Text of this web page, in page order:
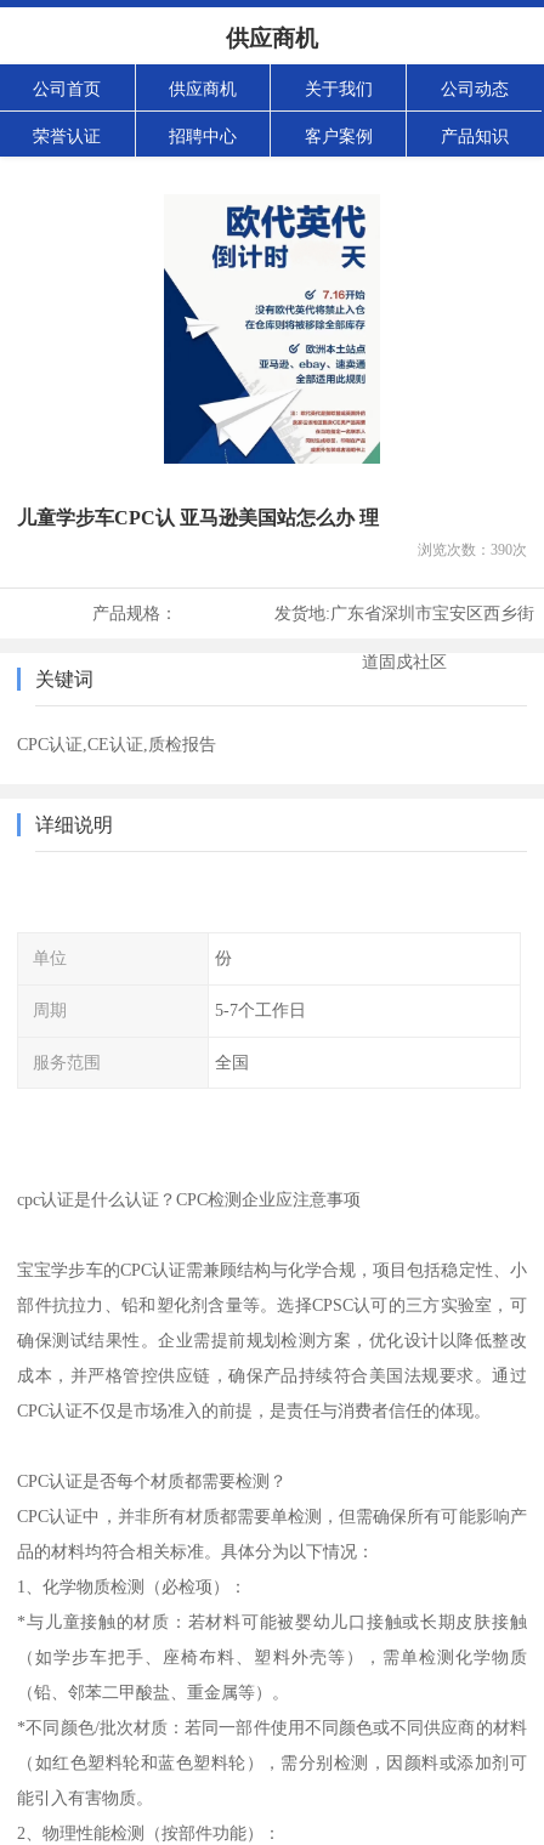
供应商机
公司首页 供应商机 关于我们 公司动态
荣誉认证 招聘中心 客户案例 产品知识
儿童学步车CPC认 亚马逊美国站怎么办 理
浏览次数： 390次
产品规格： 发货地:广东省深圳市宝安区西乡街
道固戍社区
关键词
CPC认证,CE认证,质检报告
详细说明
单位 份
周期 5-7个工作日
服务范围 全国
cpc认证是什么认证？CPC检测企业应注意事项
宝宝学步车的CPC认证需兼顾结构与化学合规，项目包括稳定性、小
部件抗拉力、铅和塑化剂含量等。选择CPSC认可的三方实验室，可
确保测试结果性。企业需提前规划检测方案，优化设计以降低整改
成本，并严格管控供应链，确保产品持续符合美国法规要求。通过
CPC认证不仅是市场准入的前提，是责任与消费者信任的体现。
CPC认证是否每个材质都需要检测？
CPC认证中，并非所有材质都需要单检测，但需确保所有可能影响产
品的材料均符合相关标准。具体分为以下情况：
1、化学物质检测（必检项）：
*与儿童接触的材质：若材料可能被婴幼儿口接触或长期皮肤接触
（如学步车把手、座椅布料、塑料外壳等），需单检测化学物质
（铅、邻苯二甲酸盐、重金属等）。
*不同颜色/批次材质：若同一部件使用不同颜色或不同供应商的材料
（如红色塑料轮和蓝色塑料轮），需分别检测，因颜料或添加剂可
能引入有害物质。
2、物理性能检测（按部件功能）：